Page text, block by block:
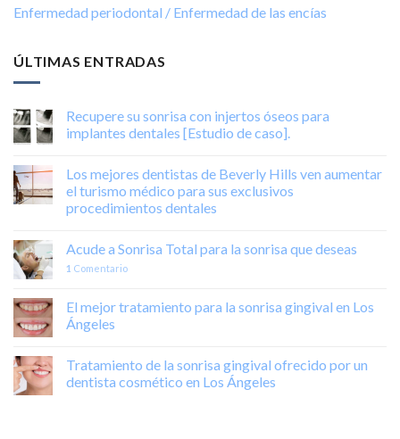
Enfermedad periodontal / Enfermedad de las encías
ÚLTIMAS ENTRADAS
Recupere su sonrisa con injertos óseos para
implantes dentales [Estudio de caso].
Los mejores dentistas de Beverly Hills ven aumentar
el turismo médico para sus exclusivos
procedimientos dentales
Acude a Sonrisa Total para la sonrisa que deseas
1 Comentario
El mejor tratamiento para la sonrisa gingival en Los
Ángeles
Tratamiento de la sonrisa gingival ofrecido por un
dentista cosmético en Los Ángeles